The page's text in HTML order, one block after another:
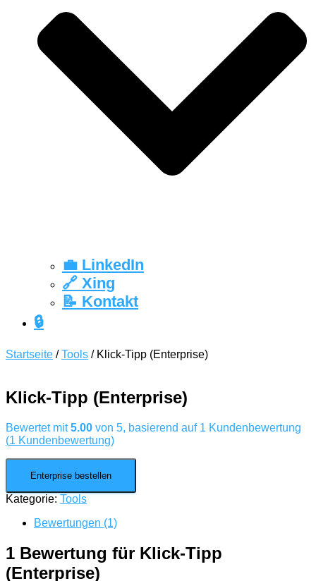
💼 LinkedIn
🔗 Xing
📝 Kontakt
🔒
Startseite /Tools / Klick-Tipp (Enterprise)
Klick-Tipp (Enterprise)
Bewertet mit5.00 von 5, basierend auf 1 Kundenbewertung
(1 Kundenbewertung)
Enterprise bestellen
Kategorie: Tools
Bewertungen (1)
1 Bewertung für Klick-Tipp
(Enterprise)